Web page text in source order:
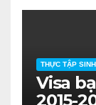
THỰC TẬP
Visa
2015-